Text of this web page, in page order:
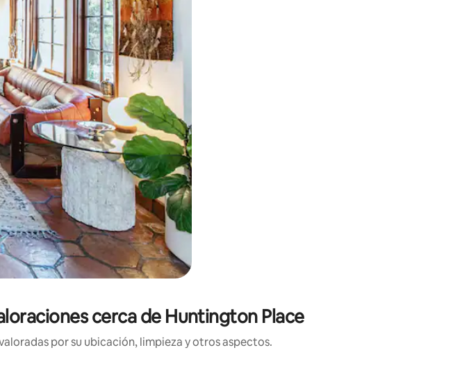
abajo o explora con el tacto o desliza el dedo.
cerca de Huntington Place
por su ubicación, limpieza y otros aspectos.